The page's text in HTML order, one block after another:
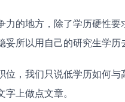
力的地方，除了学历硬性
所以用自己的研究生学历
，我们只说低学历如何
上做点文章。